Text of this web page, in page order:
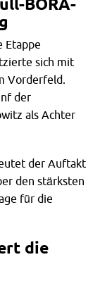
BORA-
Etappe
sich mit
Vorderfeld.
der
als Achter
der Auftakt
den stärksten
für die
die